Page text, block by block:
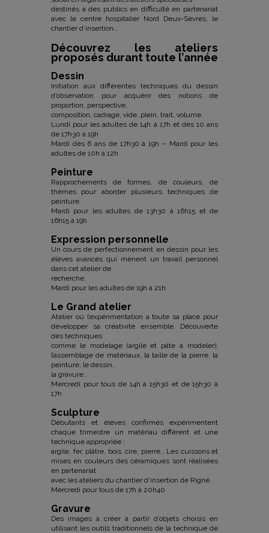
destinés à des publics en difficulté en partenariat
avec le centre hospitalier Nord Deux-Sèvres, le
chantier d’insertion…
Découvrez les ateliers
proposés durant toute l’année
Dessin
Initiation aux différentes techniques du dessin
d’observation pour acquérir des notions de
proportion, perspective,
composition, cadrage, vide, plein, trait, volume.
Lundi pour les adultes de 14h à 17h et dès 10 ans
de 17h30 à 19h
Mardi dès 6 ans de 17h30 à 19h – Mardi pour les
adultes de 10h à 12h
Peinture
Rapprochements de formes, de couleurs, de
thèmes pour aborder plusieurs techniques de
peinture.
Mardi pour les adultes de 13h30 à 16h15 et de
16h15 à 19h
Expression personnelle
Un cours de perfectionnement en dessin pour les
élèves avancés qui mènent un travail personnel
dans cet atelier de
recherche.
Mardi pour les adultes de 19h à 21h
Le Grand atelier
Atelier où l’expérimentation a toute sa place pour
développer sa créativité ensemble. Découverte
des techniques
comme le modelage (argile et pâte à modeler),
l’assemblage de matériaux, la taille de la pierre, la
peinture, le dessin,
la gravure…
Mercredi pour tous de 14h à 15h30 et de 15h30 à
17h
Sculpture
Débutants et élèves confirmés expérimentent
chaque trimestre un matériau différent et une
technique appropriée :
argile, fer, plâtre, bois, cire, pierre… Les cuissons et
mises en couleurs des céramiques sont réalisées
en partenariat
avec les ateliers du chantier d’insertion de Rigné.
Mercredi pour tous de 17h à 20h40
Gravure
Des images à créer à partir d’objets choisis en
utilisant les outils traditionnels de la technique de